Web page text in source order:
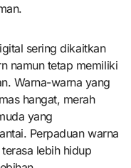
sering dikaitkan
namun tetap memiliki
Warna-warna yang
hangat, merah
yang
Perpaduan warna
lebih hidup